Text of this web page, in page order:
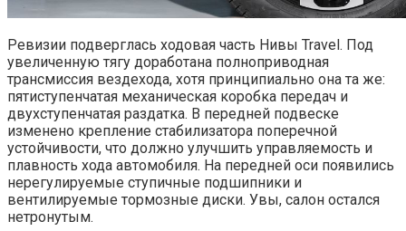
Ревизии подверглась ходовая часть Нивы Travel. Под
увеличенную тягу доработана полноприводная
трансмиссия вездехода, хотя принципиально она та же:
пятиступенчатая механическая коробка передач и
двухступенчатая раздатка. В передней подвеске
изменено крепление стабилизатора поперечной
устойчивости, что должно улучшить управляемость и
плавность хода автомобиля. На передней оси появились
нерегулируемые ступичные подшипники и
вентилируемые тормозные диски. Увы, салон остался
нетронутым.